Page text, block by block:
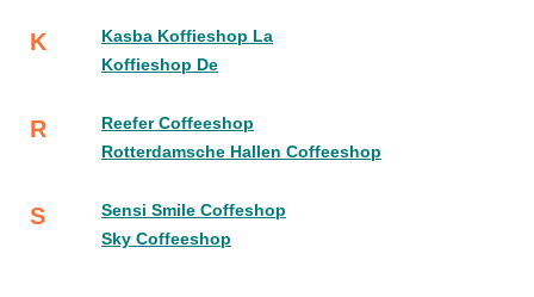
K
Kasba Koffieshop La
Koffieshop De
R
Reefer Coffeeshop
Rotterdamsche Hallen Coffeeshop
S
Sensi Smile Coffeshop
Sky Coffeeshop